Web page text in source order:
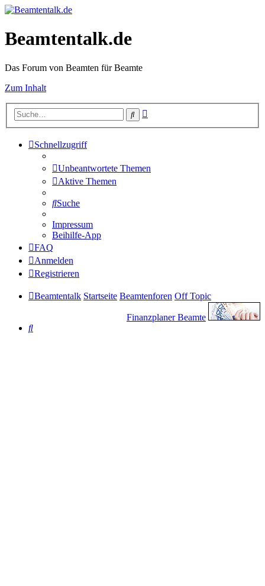
Beamtentalk.de
Das Forum von Beamten für Beamte
Zum Inhalt
Suche
Schnellzugriff
Unbeantwortete Themen
Aktive Themen
Suche
Impressum
Beihilfe-App
FAQ
Anmelden
Registrieren
Beamtentalk Startseite Beamtenforen Off Topic
Finanzplaner Beamte
Suche